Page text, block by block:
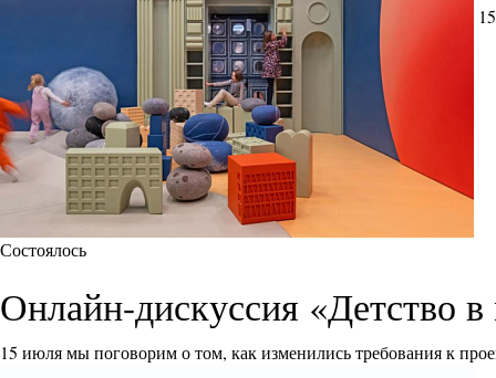
Состоялось
Онлайн-дискуссия «Детство
15 июля мы поговорим о том, как изменились требования к